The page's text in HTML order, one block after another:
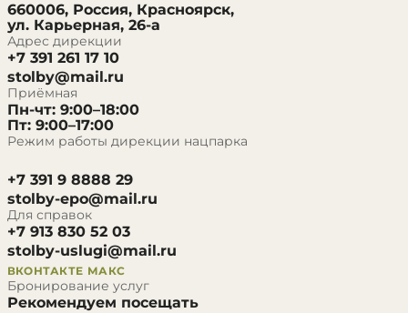
660006, Россия, Красноярск,
ул. Карьерная, 26-а
Адрес дирекции
+7 391 261 17 10
stolby@mail.ru
Приёмная
Пн-чт: 9:00–18:00
Пт: 9:00–17:00
Режим работы дирекции нацпарка
+7 391 9 8888 29
stolby-epo@mail.ru
Для справок
+7 913 830 52 03
stolby-uslugi@mail.ru
ВКОНТАКТЕ МАКС
Бронирование услуг
Рекомендуем посещать